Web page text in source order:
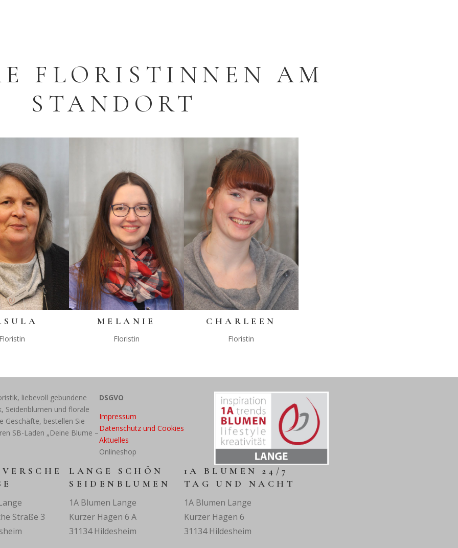
FLORISTINNEN AM
STANDORT
MELANIE
Floristin
CHARLEEN
Floristin
liebevoll gebundene
Seidenblumen und florale
Geschäfte, bestellen Sie
SB-Laden „Deine Blume –
DSGVO
Impressum
Datenschutz und Cookies
Aktuelles
Onlineshop
Straße 3
LANGE SCHÖN
SEIDENBLUMEN
1A Blumen Lange
Kurzer Hagen 6 A
31134 Hildesheim
1A BLUMEN 24/7
TAG UND NACHT
1A Blumen Lange
Kurzer Hagen 6
31134 Hildesheim